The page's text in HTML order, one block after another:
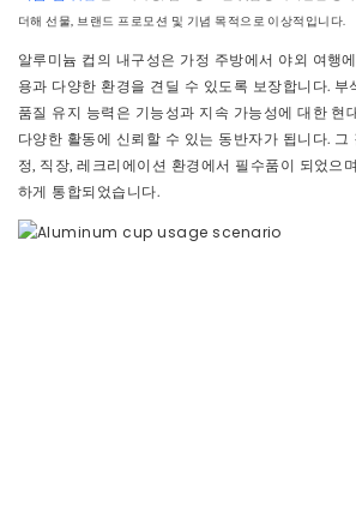
더해 선물, 브랜드 프로모션 및 기념 목적으로 이상적입니다.
알루미늄 컵의 내구성은 가정 주방에서 야외 여행
용과 다양한 환경을 견딜 수 있도록 보장합니다. 부
품질 유지 능력은 기능성과 지속 가능성에 대한 현
다양한 활동에 신뢰할 수 있는 동반자가 됩니다. 그
정, 직장, 레크리에이션 환경에서 필수품이 되었으
하게 통합되었습니다.